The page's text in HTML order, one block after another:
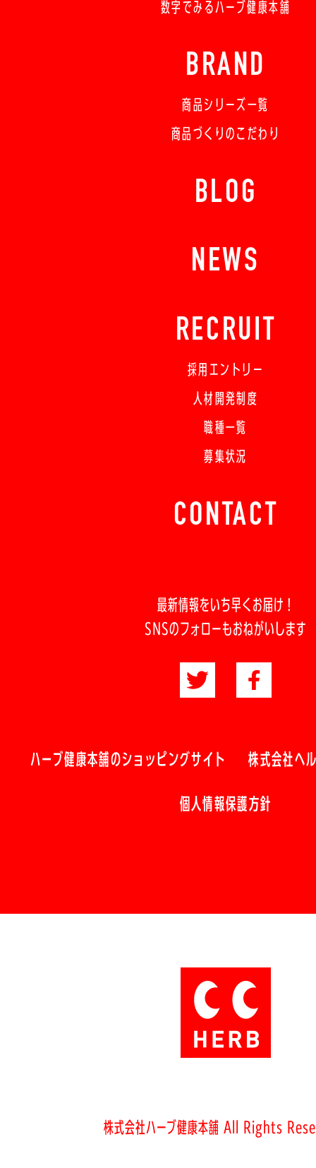
数字でみるハーブ健康本舗
BRAND
商品シリーズ一覧
商品づくりのこだわり
BLOG
NEWS
RECRUIT
採用エントリー
人材開発制度
職種一覧
募集状況
CONTACT
最新情報をいち早くお届け！
SNSのフォローもおねがいします
ハーブ健康本舗のショッピングサイト 株式会社ヘ
個人情報保護方針
株式会社ハーブ健康本舗 All Rights